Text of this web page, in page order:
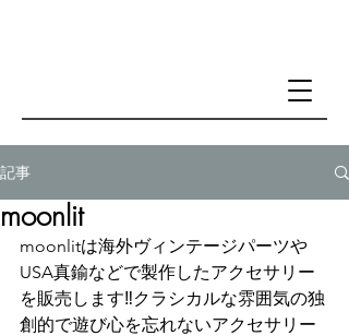
記事
moonlit
moonlitは海外ヴィンテージパーツや
USA真鍮などで製作したアクセサリー
を販売します‼クラシカルな雰囲気の独
創的で遊び心を忘れないアクセサリー